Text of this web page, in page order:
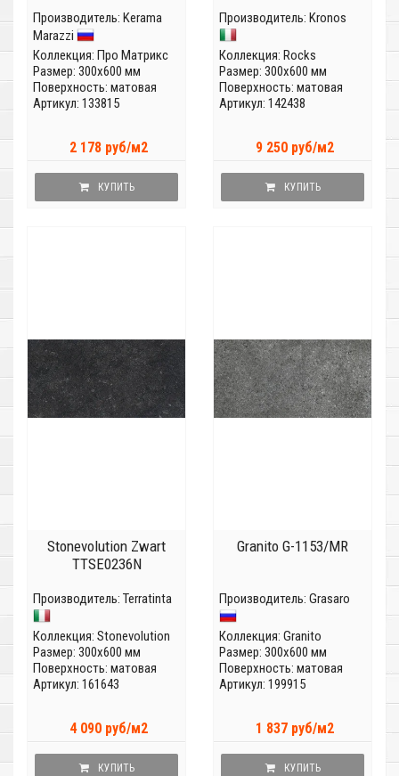
Производитель: Kerama
Marazzi
Коллекция: Про Матрикс
Размер: 300x600 мм
Поверхность: матовая
Артикул: 133815
2 178 руб/м2
КУПИТЬ
Производитель: Kronos
Коллекция: Rocks
Размер: 300x600 мм
Поверхность: матовая
Артикул: 142438
9 250 руб/м2
КУПИТЬ
Stonevolution Zwart
TTSE0236N
Производитель: Terratinta
Коллекция: Stonevolution
Размер: 300x600 мм
Поверхность: матовая
Артикул: 161643
4 090 руб/м2
КУПИТЬ
Granito G-1153/MR
Производитель: Grasaro
Коллекция: Granito
Размер: 300x600 мм
Поверхность: матовая
Артикул: 199915
1 837 руб/м2
КУПИТЬ